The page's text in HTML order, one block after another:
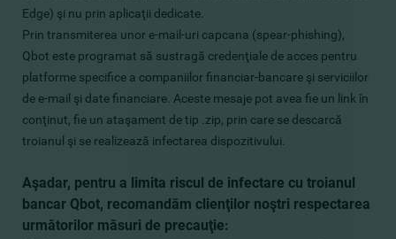
Edge) şi nu prin aplicaţii dedicate.
Prin transmiterea unor e-mail-uri capcana (spear-phishing),
Qbot este programat să sustragă credenţiale de acces pentru
platforme specifice a companiilor financiar-bancare şi serviciilor
de e-mail şi date financiare. Aceste mesaje pot avea fie un link în
conţinut, fie un ataşament de tip .zip, prin care se descarcă
troianul şi se realizează infectarea dispozitivului.
Aşadar, pentru a limita riscul de infectare cu troianul
bancar Qbot, recomandăm clienţilor noştri respectarea
următorilor măsuri de precauţie: